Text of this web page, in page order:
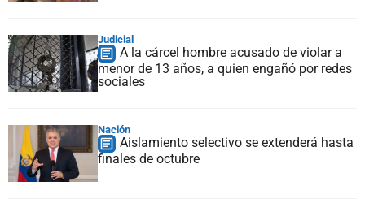
Judicial
A la cárcel hombre acusado de violar a
menor de 13 años, a quien engañó por redes
sociales
Nación
Aislamiento selectivo se extenderá hasta
finales de octubre